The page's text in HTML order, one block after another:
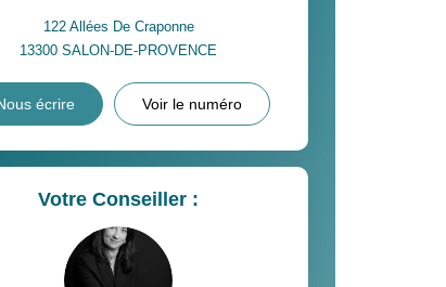
122 Allées De Craponne
13300SALON-DE-PROVENCE
écrire Voir le numéro
Votre Conseiller :